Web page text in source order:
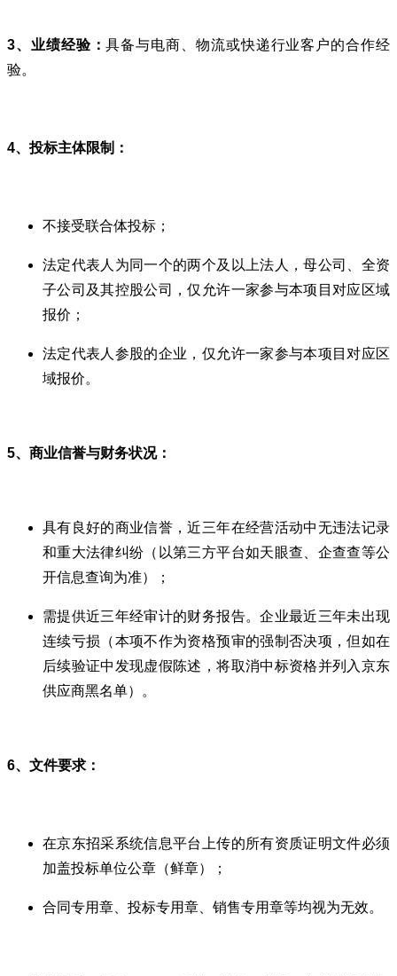
3、业绩经验：具备与电商、物流或快递行业客户的合作经
验。
4、投标主体限制：
不接受联合体投标；
法定代表人为同一个的两个及以上法人，母公司、全资
子公司及其控股公司，仅允许一家参与本项目对应区域
报价；
法定代表人参股的企业，仅允许一家参与本项目对应区
域报价。
5、商业信誉与财务状况：
具有良好的商业信誉，近三年在经营活动中无违法记录
和重大法律纠纷（以第三方平台如天眼查、企查查等公
开信息查询为准）；
需提供近三年经审计的财务报告。企业最近三年未出现
连续亏损（本项不作为资格预审的强制否决项，但如在
后续验证中发现虚假陈述，将取消中标资格并列入京东
供应商黑名单）。
6、文件要求：
在京东招采系统信息平台上传的所有资质证明文件必须
加盖投标单位公章（鲜章）；
合同专用章、投标专用章、销售专用章等均视为无效。